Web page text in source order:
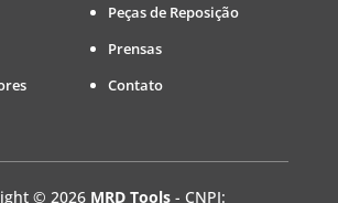
Peças de Reposição
Prensas
Contato
© 2026 MRD Tools- CNPJ: